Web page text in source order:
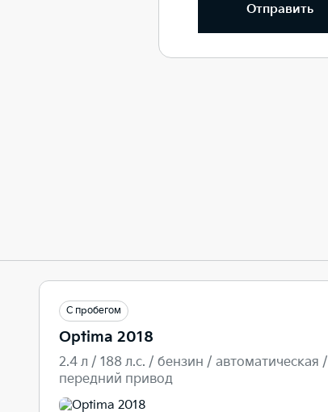
Отправить
С пробегом
Optima 2018
2.4 л / 188 л.c. / бензин / автоматическая /
передний привод